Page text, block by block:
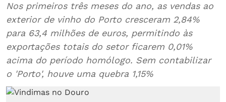
Nos primeiros três meses do ano, as vendas ao
exterior de vinho do Porto cresceram 2,84%
para 63,4 milhões de euros, permitindo às
exportações totais do setor ficarem 0,01%
acima do período homólogo. Sem contabilizar
o 'Porto', houve uma quebra 1,15%